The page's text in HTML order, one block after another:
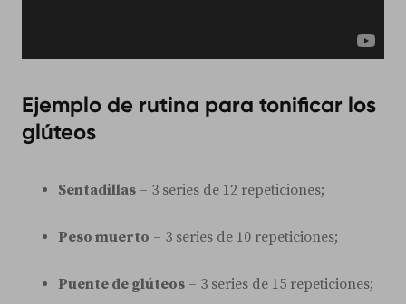
Ejemplo de rutina para tonificar los
glúteos
Sentadillas – 3 series de 12 repeticiones;
Peso muerto – 3 series de 10 repeticiones;
Puente de glúteos – 3 series de 15 repeticiones;